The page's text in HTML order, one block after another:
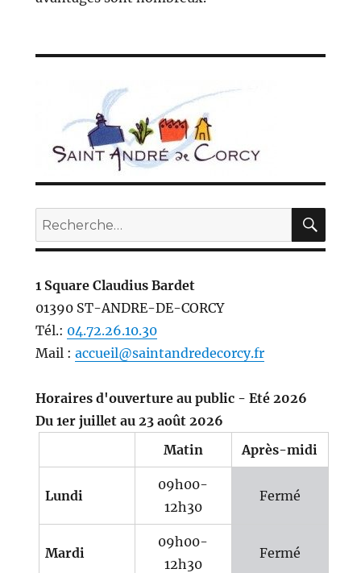
Recherche
pour :
1 Square Claudius Bardet
01390 ST-ANDRE-DE-CORCY
Tél.: 04.72.26.10.30
Mail : accueil@saintandredecorcy.fr
Horaires d'ouverture au public - Eté 2026
Du 1er juillet au 23 août 2026
Matin
Après-midi
Lundi
09h00-
12h30
Fermé
Mardi
09h00-
12h30
Fermé